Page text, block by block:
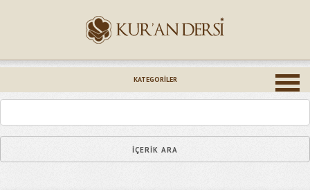
KATEGORILER
Epostanız (*)